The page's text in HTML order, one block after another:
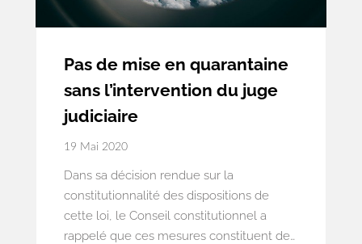
Pas de mise en quarantaine
sans l’intervention du juge
judiciaire
19 Mai 2020
Dans sa décision rendue sur la
constitutionnalité des dispositions de
cette loi, le Conseil constitutionnel a
rappelé que ces mesures constituent des